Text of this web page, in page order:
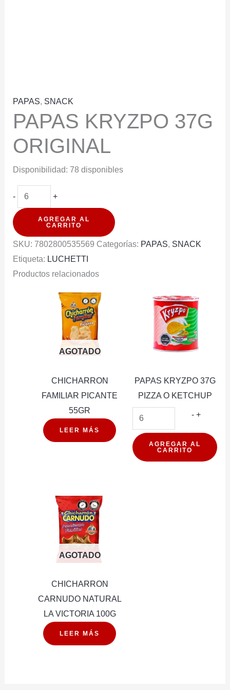
PAPAS, SNACK
PAPAS KRYZPO 37G
ORIGINAL
Disponibilidad: 78 disponibles
-
PAPAS
KRYZPO
ORIGINAL
+
AGREGAR AL
CARRITO
SKU: 7802800535569 Categorías: PAPAS, SNACK
Etiqueta: LUCHETTI
Productos relacionados
AGOTADO
CHICHARRON
FAMILIAR PICANTE
55GR
LEER MÁS
PAPAS KRYZPO 37G
PIZZA O KETCHUP
- PAPAS
37G
PIZZA
+
AGREGAR AL
CARRITO
AGOTADO
CHICHARRON
CARNUDO NATURAL
LA VICTORIA 100G
LEER MÁS